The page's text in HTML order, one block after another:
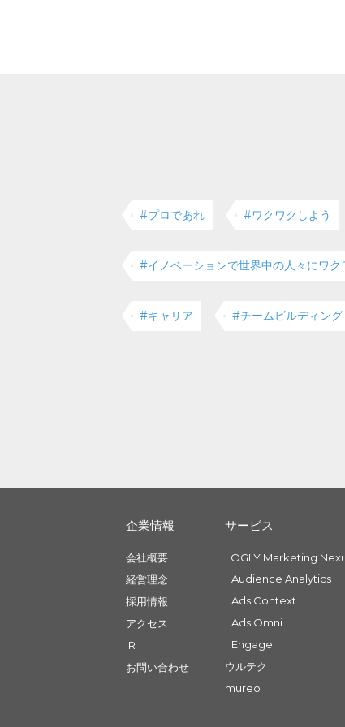
#プロであれ #ワクワクしよう
#イノベーションで世界中の人々にワク
#キャリア #チームビルディング
企業情報
会社概要
経営理念
採用情報
アクセス
IR
お問い合わせ
サービス
LOGLY Marketing
Audience Analytics
Ads Context
Ads Omni
Engage
ウルテク
mureo